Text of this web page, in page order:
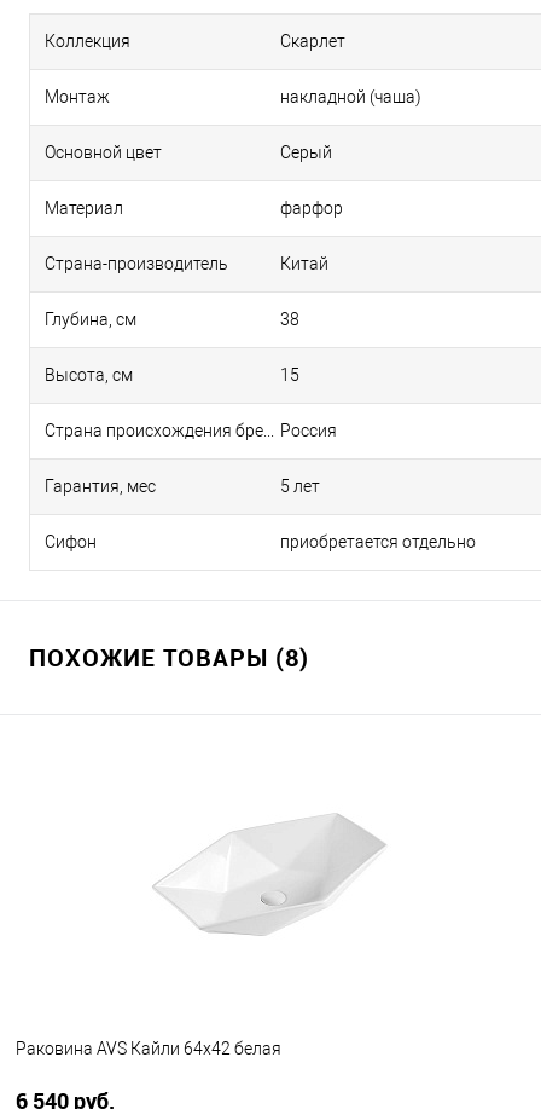
Коллекция Скарлет
Монтаж накладной (чаша)
Основной цвет Серый
Материал фарфор
Страна-производитель Китай
Глубина, см 38
Высота, см 15
Россия
Гарантия, мес 5 лет
Сифон приобретается отдельно
ПОХОЖИЕ ТОВАРЫ (8)
Раковина AVS Кайли 64х42 белая
6 540 руб.